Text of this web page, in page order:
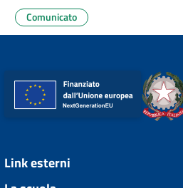
Comunicato
Link esterni